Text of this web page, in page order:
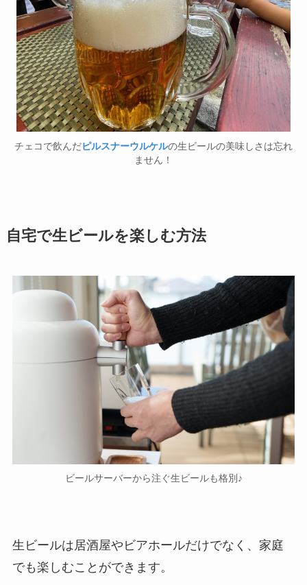
チェコで飲んだピルスナーウルケルの生ビールの美味しさは忘れ
ません！
自宅で生ビールを楽しむ方法
ビールサーバーから注ぐ生ビールも格別♪
生ビールは居酒屋やビアホールだけでなく、家庭
でも楽しむことができます。